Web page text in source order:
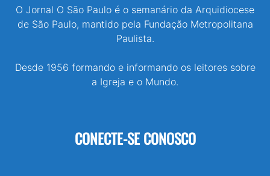
O Jornal O São Paulo é o semanário da Arquidiocese
de São Paulo, mantido pela Fundação Metropolitana
Paulista.
Desde 1956 formando e informando os leitores sobre
a Igreja e o Mundo.
CONECTE-SE CONOSCO